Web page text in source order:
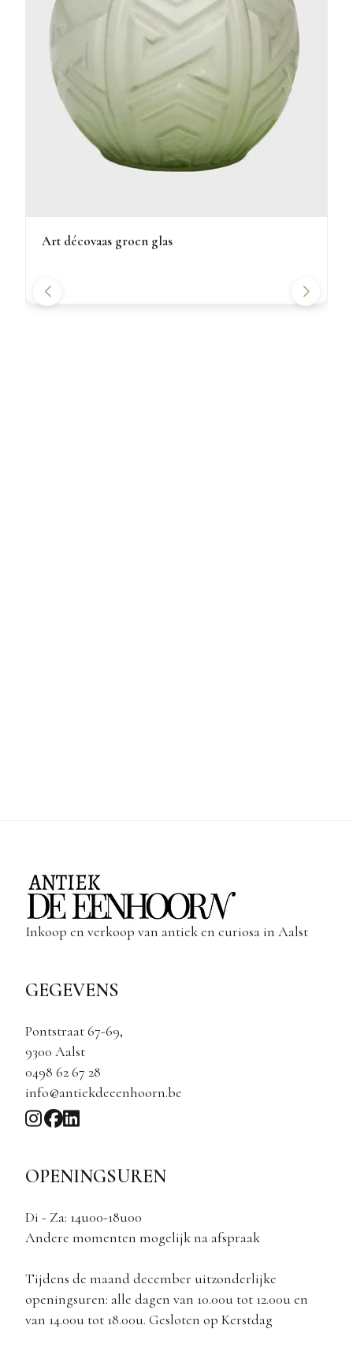
Art décovaas groen glas
Inkoop en verkoop van antiek en curiosa in Aalst
GEGEVENS
Pontstraat 67-69,
9300 Aalst
0498 62 67 28
info@antiekdeeenhoorn.be
OPENINGSUREN
Di - Za: 14u00-18u00
Andere momenten mogelijk na afspraak
Tijdens de maand december uitzonderlijke
openingsuren: alle dagen van 10.00u tot 12.00u en
van 14.00u tot 18.00u. Gesloten op Kerstdag